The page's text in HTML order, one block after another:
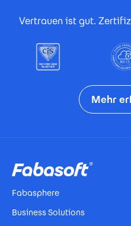
Vertrauen ist gut.
Mehr
Fabasphere
Business Solutions